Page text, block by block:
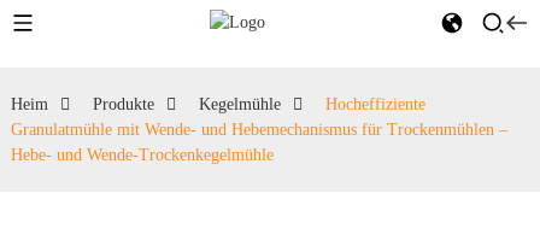
Heim Produkte Kegelmühle
Hocheffiziente
Granulatmühle mit Wende- und Hebemechanismus für Trockenmühlen –
Hebe- und Wende-Trockenkegelmühle